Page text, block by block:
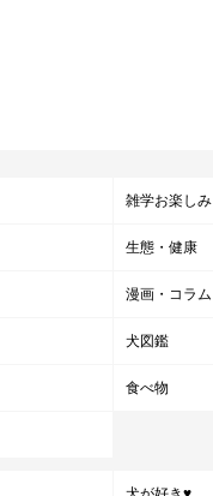
雑学お楽しみ
生態・健康
漫画・コラム
犬図鑑
食べ物